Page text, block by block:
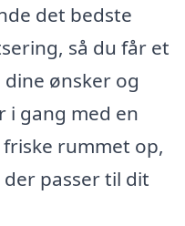
det bedste
så du får et
ønsker og
i gang med en
rummet op,
passer til dit